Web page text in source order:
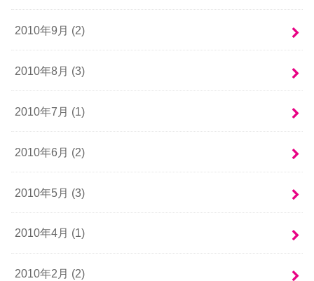
2010年9月 (2)
2010年8月 (3)
2010年7月 (1)
2010年6月 (2)
2010年5月 (3)
2010年4月 (1)
2010年2月 (2)